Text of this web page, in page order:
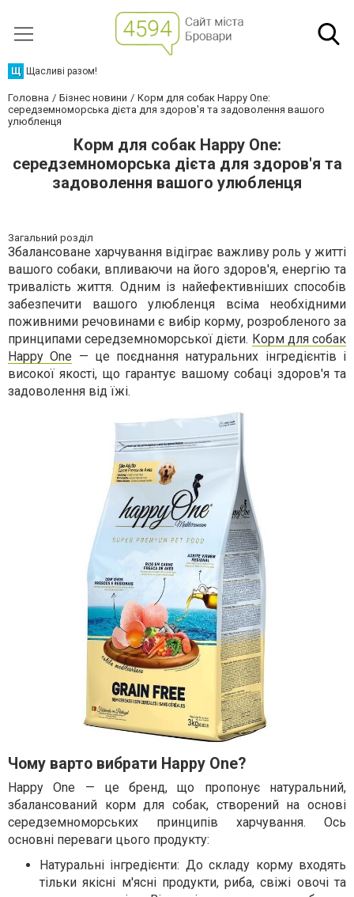
Щ Щасливі разом!
Головна Бізнес новини
Корм для собак Happy One:
середземноморська дієта для здоров'я та задоволення вашого
улюбленця
Корм для собак Happy One:
середземноморська дієта для здоров'я та
задоволення вашого улюбленця
Загальний розділ
Збалансоване харчування відіграє важливу роль у житті
вашого собаки, впливаючи на його здоров'я, енергію та
тривалість життя. Одним із найефективніших способів
забезпечити вашого улюбленця всіма необхідними
поживними речовинами є вибір корму, розробленого за
принципами середземноморської дієти. Корм для собак
Happy One — це поєднання натуральних інгредієнтів і
високої якості, що гарантує вашому собаці здоров'я та
задоволення від їжі.
Чому варто вибрати Happy One?
Happy One — це бренд, що пропонує натуральний,
збалансований корм для собак, створений на основі
середземноморських принципів харчування. Ось
основні переваги цього продукту:
Натуральні інгредієнти: До складу корму входять
тільки якісні м'ясні продукти, риба, свіжі овочі та